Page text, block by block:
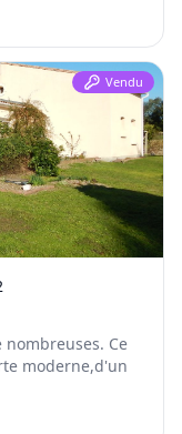
Vendu
Ce
moderne,d'un